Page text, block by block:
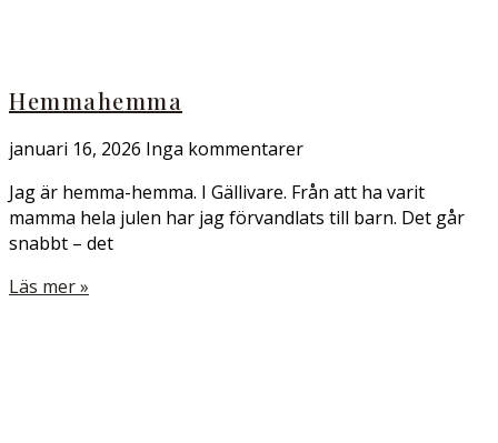
Hemmahemma
januari 16, 2026 Inga kommentarer
Jag är hemma-hemma. I Gällivare. Från att ha varit
mamma hela julen har jag förvandlats till barn. Det går
snabbt – det
Läs mer »